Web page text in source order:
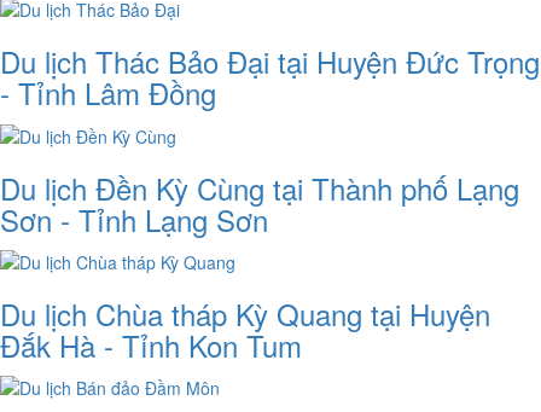
Du lịch Thác Bảo Đại tại Huyện Đức Trọng
- Tỉnh Lâm Đồng
Du lịch Đền Kỳ Cùng tại Thành phố Lạng
Sơn - Tỉnh Lạng Sơn
Du lịch Chùa tháp Kỳ Quang tại Huyện
Đắk Hà - Tỉnh Kon Tum